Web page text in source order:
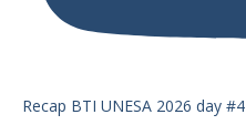
Recap BTI UNESA 2026 day #4